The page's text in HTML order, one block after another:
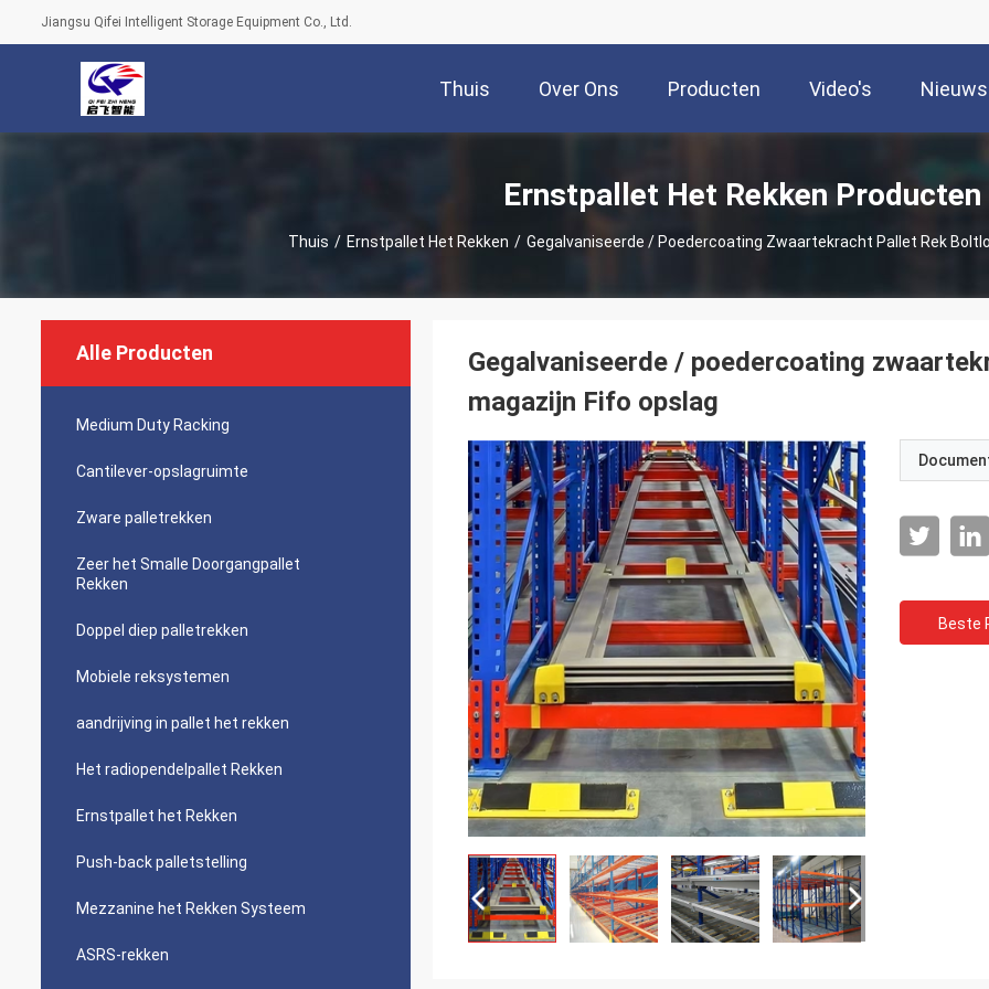
Jiangsu Qifei Intelligent Storage Equipment Co., Ltd.
Thuis Over Ons Producten Video's Nieuws
Ernstpallet Het Rekken Producten
Thuis / Ernstpallet Het Rekken / Gegalvaniseerde / Poedercoating Zwaartekracht Pallet Rek
Alle Producten
Medium Duty Racking
Cantilever-opslagruimte
Zware palletrekken
Zeer het Smalle Doorgangpallet
Rekken
Doppel diep palletrekken
Mobiele reksystemen
aandrijving in pallet het rekken
Het radiopendelpallet Rekken
Ernstpallet het Rekken
Push-back palletstelling
Mezzanine het Rekken Systeem
ASRS-rekken
Gegalvaniseerde / poedercoating
magazijn Fifo opslag
Beste